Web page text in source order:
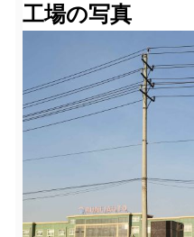
工場の写真